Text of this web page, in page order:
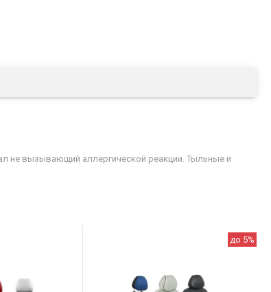
не вызывающий аллергической реакции. Тыльные и
до 5%